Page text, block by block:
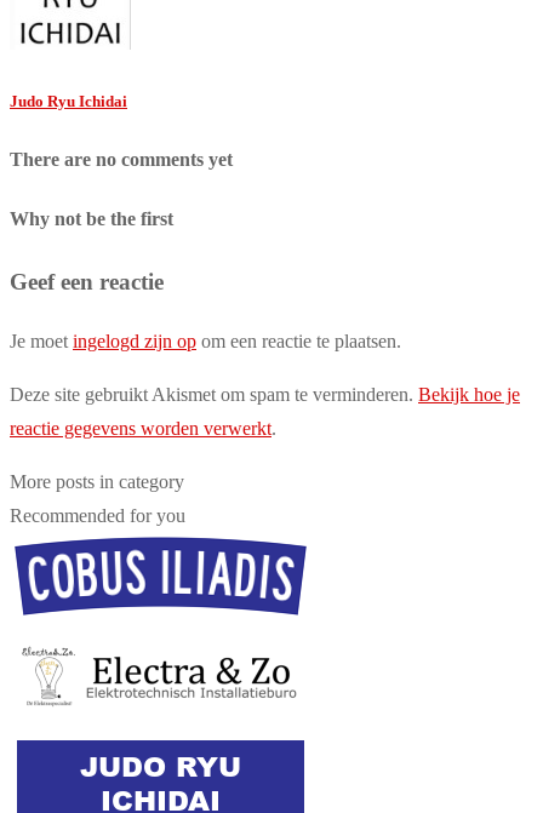
Judo Ryu Ichidai
There are no comments yet
Why not be the first
Geef een reactie
Je moet ingelogd zijn op om een reactie te plaatsen.
Deze site gebruikt Akismet om spam te verminderen. Bekijk hoe je
reactie gegevens worden verwerkt.
More posts in category
Recommended for you